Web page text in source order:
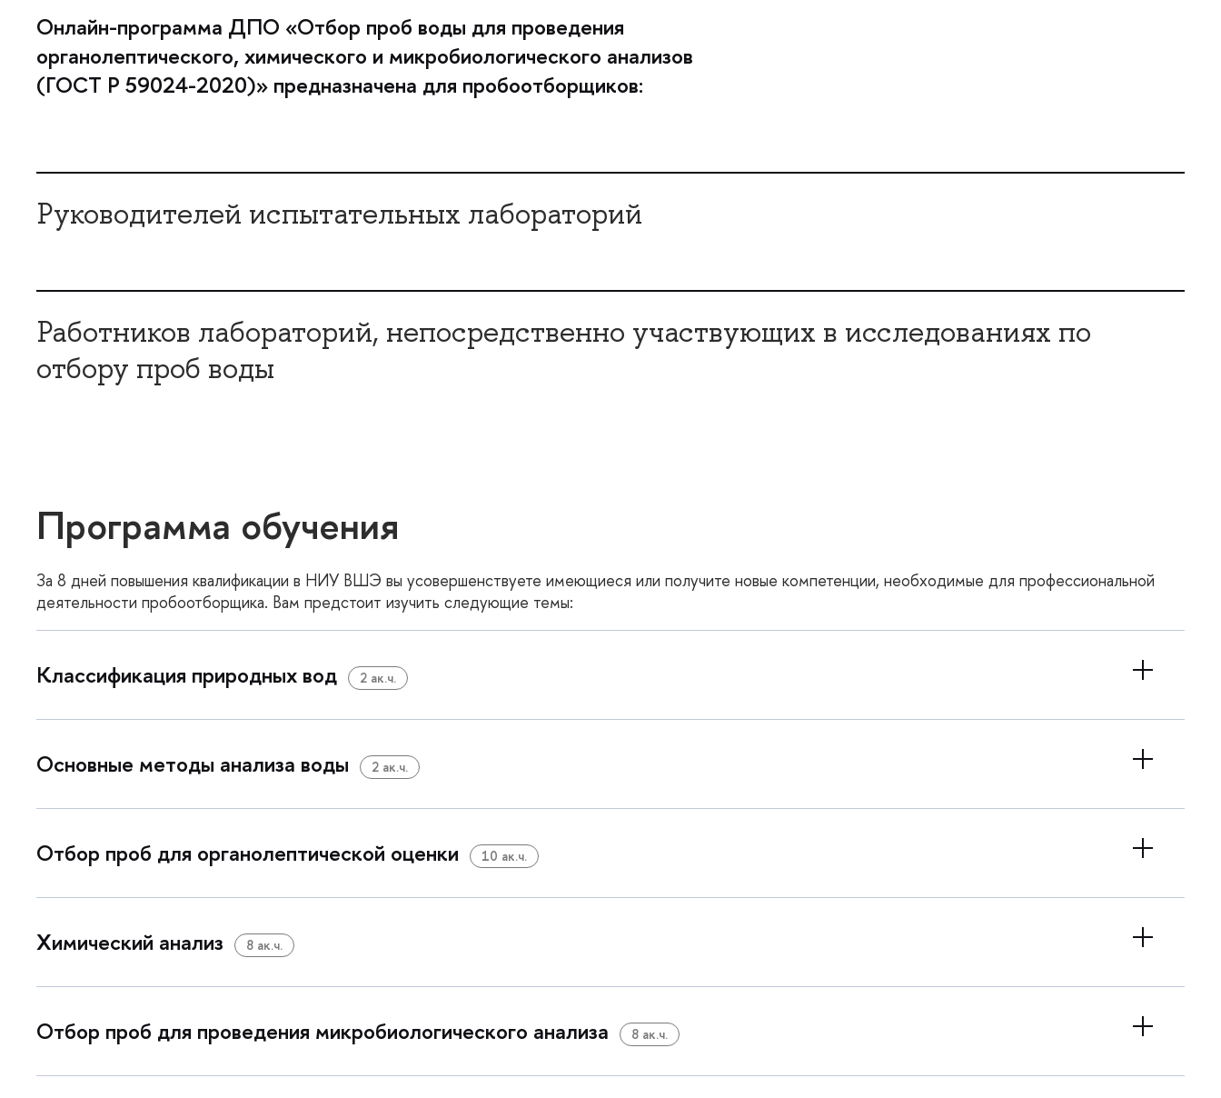
Онлайн-программа ДПО «Отбор проб воды для проведения
органолептического, химического и микробиологического анализов
(ГОСТ Р 59024-2020)» предназначена для пробоотборщиков:
Руководителей испытательных лабораторий
Работников лабораторий, непосредственно участвующих в исследованиях по
отбору проб воды
Программа обучения
За 8 дней повышения квалификации в НИУ ВШЭ вы усовершенствуете имеющиеся или получите новые компетенции, необходимые для профессиональной
деятельности пробоотборщика. Вам предстоит изучить следующие темы:
Классификация природных вод 2 ак.ч.
Основные методы анализа воды 2 ак.ч.
Отбор проб для органолептической оценки 10 ак.ч.
Химический анализ 8 ак.ч.
Отбор проб для проведения микробиологического анализа 8 ак.ч.